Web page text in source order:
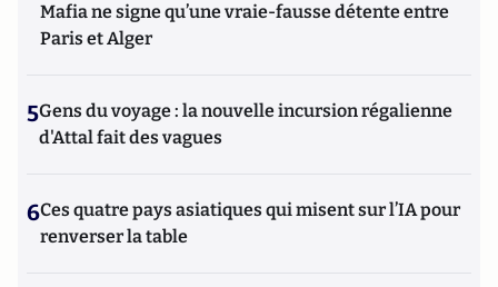
Mafia ne signe qu’une vraie-fausse détente entre
Paris et Alger
5Gens du voyage : la nouvelle incursion régalienne
d'Attal fait des vagues
6Ces quatre pays asiatiques qui misent sur l’IA pour
renverser la table